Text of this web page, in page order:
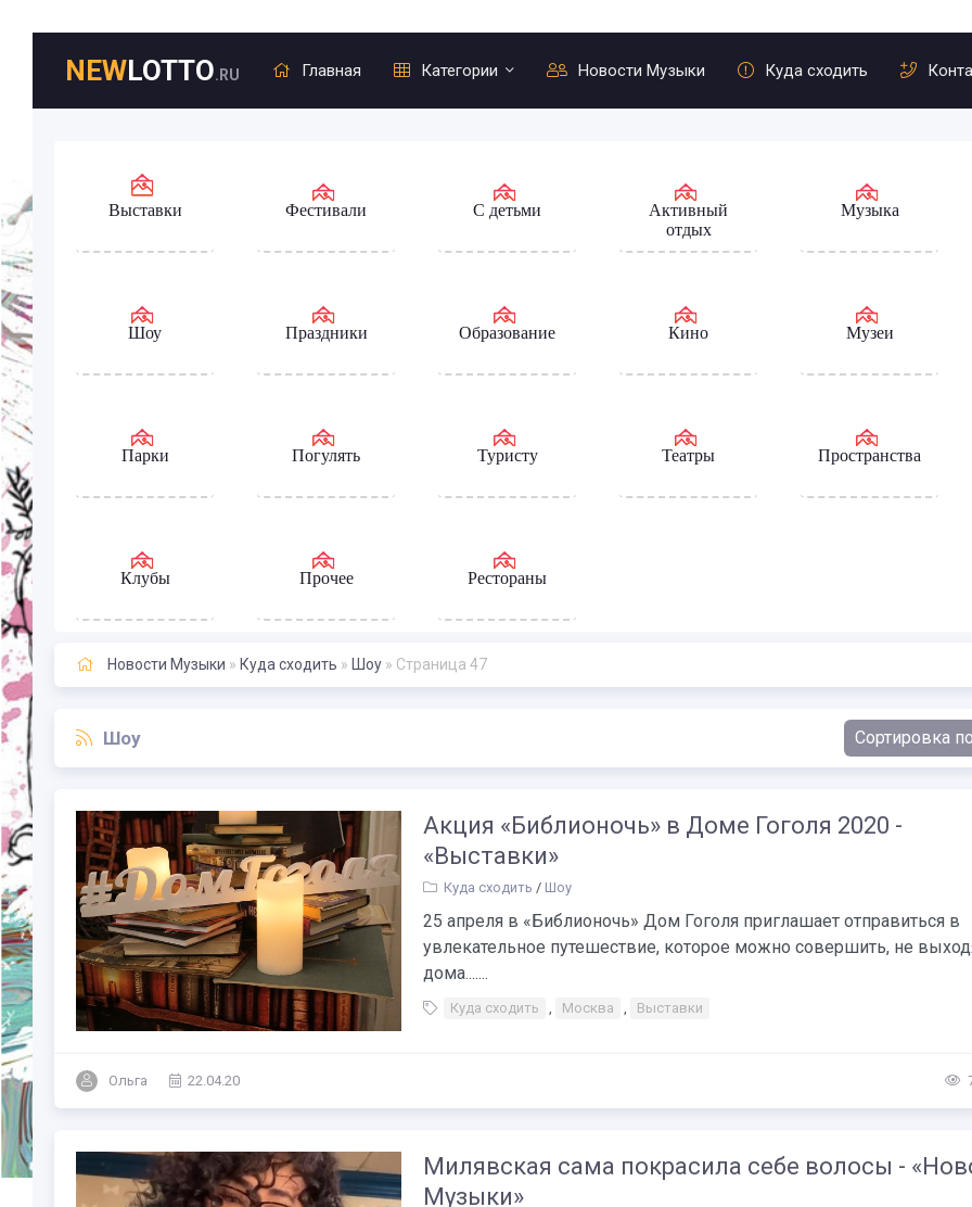
NEWLOTTO.RU Главная Категории Новости Музыки Куда сходить
Выставки Фестивали С детьми
Активный
отдых
Музыка
Шоу Праздники Образование Кино Музеи
Парки Погулять Туристу Театры Пространства
Клубы Прочее Рестораны
Новости Музыки » Куда сходить » Шоу » Страница 47
Шоу
Акция «Библионочь» в Доме Гоголя 2020 -
«Выставки»
Куда сходить / Шоу
25 апреля в «Библионочь» Дом Гоголя приглашает отправиться в
увлекательное путешествие, которое можно совершить, не
дома.......
Куда сходить , Москва , Выставки
Ольга 22.04.20
Милявская сама покрасила себе волосы -
Музыки»